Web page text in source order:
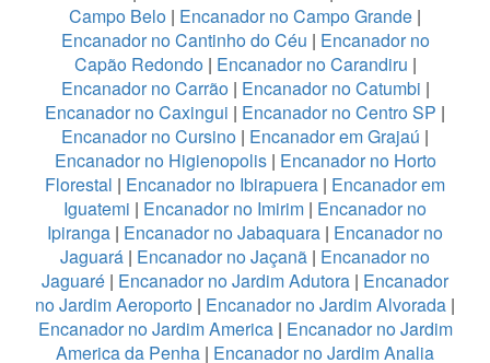
Campo Belo | Encanador no Campo Grande |
Encanador no Cantinho do Céu | Encanador no
Capão Redondo| Encanador no Carandiru |
Encanador no Carrão| Encanador no Catumbi |
Encanador no Caxingui | Encanador no Centro SP |
Encanador no Cursino | Encanador em Grajaú |
Encanador no Higienopolis| Encanador no Horto
Florestal | Encanador no Ibirapuera | Encanador em
Iguatemi | Encanador no Imirim | Encanador no
Ipiranga | Encanador no Jabaquara | Encanador no
Jaguará | Encanador no Jaçanã | Encanador no
Jaguaré | Encanador no Jardim Adutora | Encanador
no Jardim Aeroporto | Encanador no Jardim Alvorada |
Encanador no Jardim America| Encanador no Jardim
America da Penha | Encanador no Jardim Analia